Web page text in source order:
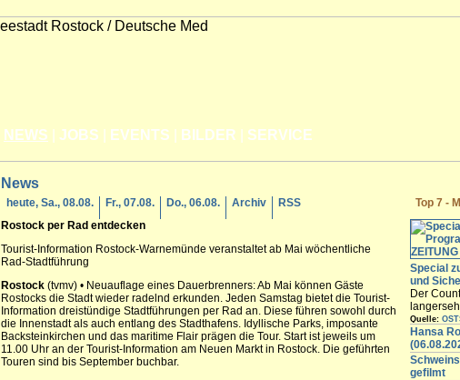
NEWS JOBS EVENTS BILDER SERVICE
News
Top 7 -
Special
und
Der
Besucher
freuen
Quelle:
Hansa
gefilmt
heute, Sa., 08.08. Fr., 07.08. Do., 06.08. Archiv
RSS
Rostock per Rad entdecken
Tourist-Information Rostock-Warnemünde veranstaltet ab Mai wöchentliche
Rad-Stadtführung
Rostock (tvmv) • Neuauflage eines Dauerbrenners: Ab Mai können Gäste
Rostocks die Stadt wieder radelnd erkunden. Jeden Samstag bietet die Tourist-
Information dreistündige Stadtführungen per Rad an. Diese führen sowohl durch
die Innenstadt als auch entlang des Stadthafens. Idyllische Parks, imposante
Backsteinkirchen und das maritime Flair prägen die Tour. Start ist jeweils um
11.00 Uhr an der Tourist-Information am Neuen Markt in Rostock. Die geführten
Touren sind bis September buchbar.